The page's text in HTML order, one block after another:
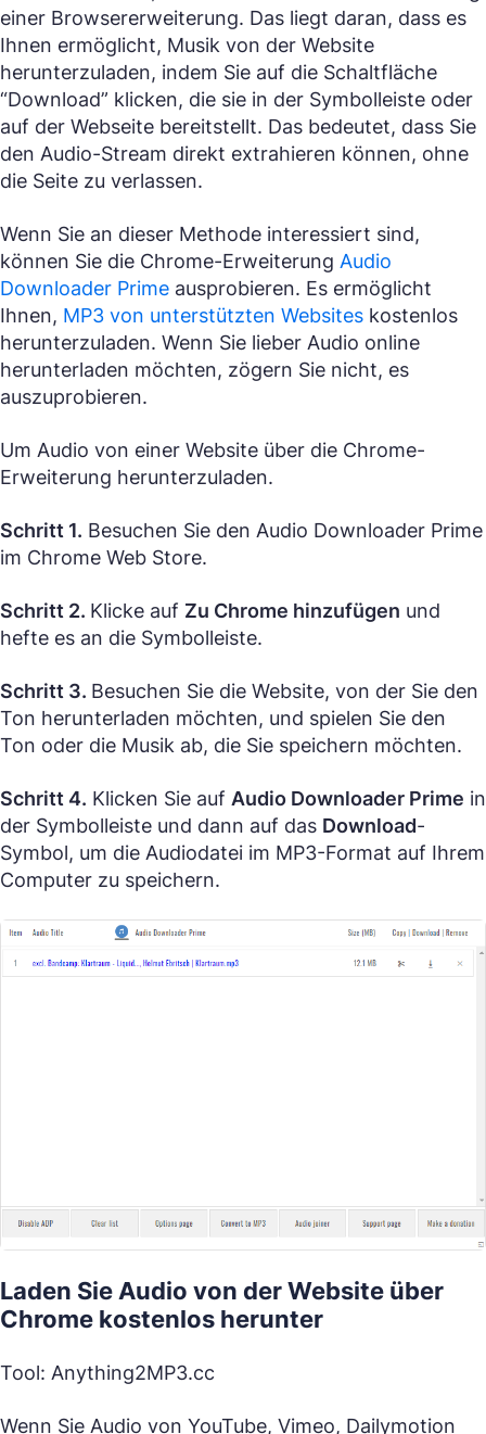
einer Browsererweiterung. Das liegt daran, dass es
Ihnen ermöglicht, Musik von der Website
herunterzuladen, indem Sie auf die Schaltfläche
“Download” klicken, die sie in der Symbolleiste oder
auf der Webseite bereitstellt. Das bedeutet, dass Sie
den Audio-Stream direkt extrahieren können, ohne
die Seite zu verlassen.
Wenn Sie an dieser Methode interessiert sind,
können Sie die Chrome-Erweiterung Audio
Downloader Prime ausprobieren. Es ermöglicht
Ihnen, MP3 von unterstützten Websites kostenlos
herunterzuladen. Wenn Sie lieber Audio online
herunterladen möchten, zögern Sie nicht, es
auszuprobieren.
Um Audio von einer Website über die Chrome-
Erweiterung herunterzuladen.
Schritt 1. Besuchen Sie den Audio Downloader Prime
im Chrome Web Store.
Schritt 2. Klicke auf Zu Chrome hinzufügen und
hefte es an die Symbolleiste.
Schritt 3. Besuchen Sie die Website, von der Sie den
Ton herunterladen möchten, und spielen Sie den
Ton oder die Musik ab, die Sie speichern möchten.
Schritt 4. Klicken Sie auf Audio Downloader Prime in
der Symbolleiste und dann auf das Download-
Symbol, um die Audiodatei im MP3-Format auf Ihrem
Computer zu speichern.
Laden Sie Audio von der Website über
Chrome kostenlos herunter
Tool: Anything2MP3.cc
Wenn Sie Audio von YouTube, Vimeo, Dailymotion